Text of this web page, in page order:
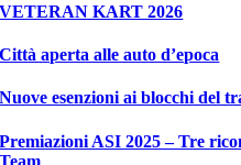
VETERAN KART 2026
Città aperta alle auto d’epoca
Nuove esenzioni ai blocchi del
Premiazioni ASI 2025 – Tre
Team